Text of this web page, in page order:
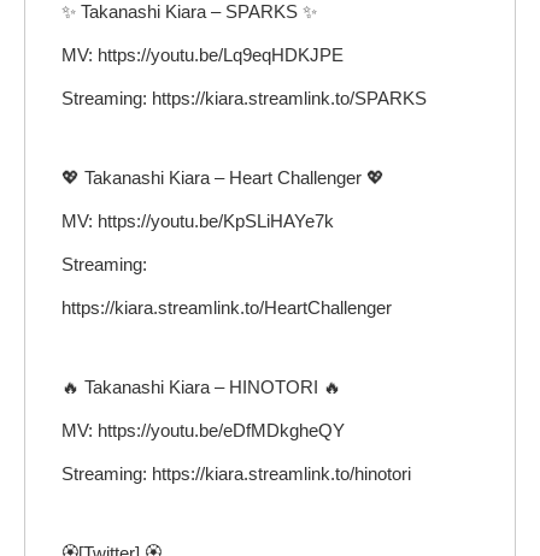
✨ Takanashi Kiara – SPARKS ✨
MV: https://youtu.be/Lq9eqHDKJPE
Streaming: https://kiara.streamlink.to/SPARKS
💖 Takanashi Kiara – Heart Challenger 💖
MV: https://youtu.be/KpSLiHAYe7k
Streaming:
https://kiara.streamlink.to/HeartChallenger
🔥 Takanashi Kiara – HINOTORI 🔥
MV: https://youtu.be/eDfMDkgheQY
Streaming: https://kiara.streamlink.to/hinotori